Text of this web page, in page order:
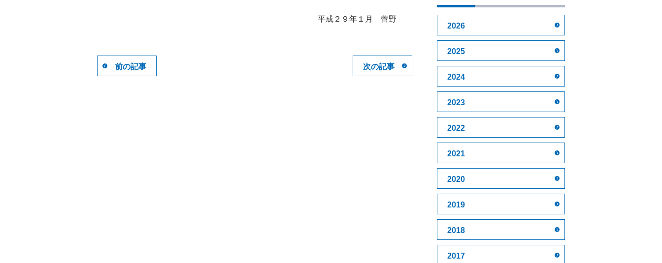
平成２９年１月 菅野
前の記事 次の記事
2026
2025
2024
2023
2022
2021
2020
2019
2018
2017